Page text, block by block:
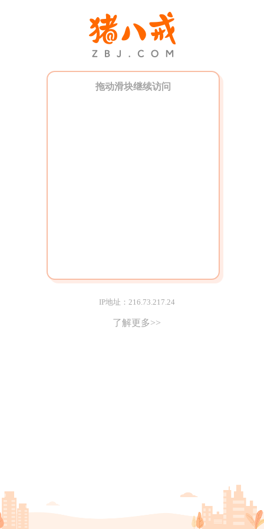
拖动滑块继续访问
IP地址：216.73.217.24
了解更多>>